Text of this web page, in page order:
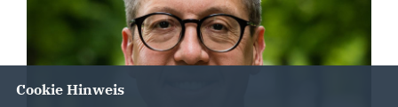
Cookie Hinweis